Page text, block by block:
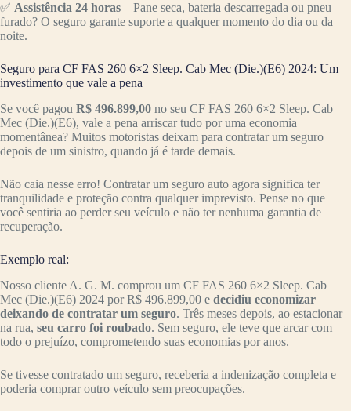
✅ Assistência 24 horas – Pane seca, bateria descarregada ou pneu
furado? O seguro garante suporte a qualquer momento do dia ou da
noite.
Seguro para CF FAS 260 6×2 Sleep. Cab Mec (Die.)(E6) 2024: Um
investimento que vale a pena
Se você pagou R$ 496.899,00 no seu CF FAS 260 6×2 Sleep. Cab
Mec (Die.)(E6), vale a pena arriscar tudo por uma economia
momentânea? Muitos motoristas deixam para contratar um seguro
depois de um sinistro, quando já é tarde demais.
Não caia nesse erro! Contratar um seguro auto agora significa ter
tranquilidade e proteção contra qualquer imprevisto. Pense no que
você sentiria ao perder seu veículo e não ter nenhuma garantia de
recuperação.
Exemplo real:
Nosso cliente A. G. M. comprou um CF FAS 260 6×2 Sleep. Cab
Mec (Die.)(E6) 2024 por R$ 496.899,00 e decidiu economizar
deixando de contratar um seguro. Três meses depois, ao estacionar
na rua, seu carro foi roubado. Sem seguro, ele teve que arcar com
todo o prejuízo, comprometendo suas economias por anos.
Se tivesse contratado um seguro, receberia a indenização completa e
poderia comprar outro veículo sem preocupações.